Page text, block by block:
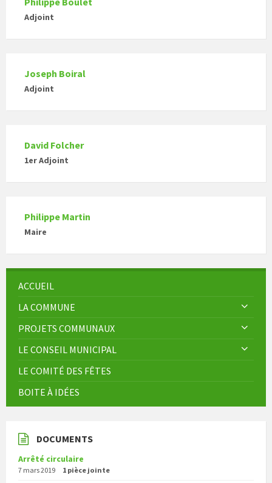
Adjoint
Joseph Boiral
Adjoint
David Folcher
1er Adjoint
Philippe Martin
Maire
ACCUEIL
LA COMMUNE
PROJETS COMMUNAUX
LE CONSEIL MUNICIPAL
LE COMITÉ DES FÊTES
BOITE À IDÉES
DOCUMENTS
Arrêté circulaire
7 mars 2019 1 pièce jointe